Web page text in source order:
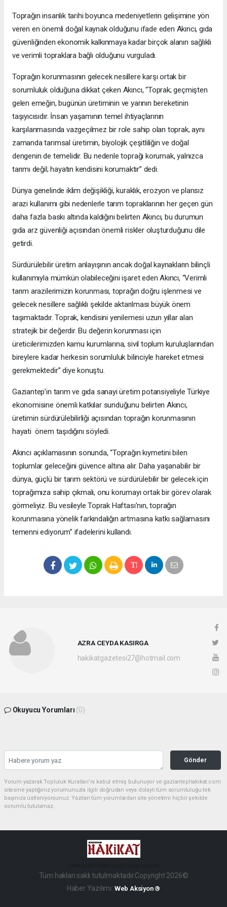
Toprağın insanlık tarihi boyunca medeniyetlerin gelişimine yön
veren en önemli doğal kaynak olduğunu ifade eden Akıncı, gıda
güvenliğinden ekonomik kalkınmaya kadar birçok alanın sağlıklı
ve verimli topraklara bağlı olduğunu vurguladı.
Toprağın korunmasının gelecek nesillere karşı ortak bir
sorumluluk olduğuna dikkat çeken Akıncı, “Toprak; geçmişten
gelen emeğin, bugünün üretiminin ve yarının bereketinin
taşıyıcısıdır. İnsan yaşamının temel ihtiyaçlarının
karşılanmasında vazgeçilmez bir role sahip olan toprak, aynı
zamanda tarımsal üretimin, biyolojik çeşitliliğin ve doğal
dengenin de temelidir. Bu nedenle toprağı korumak, yalnızca
tarımı değil; hayatın kendisini korumaktır” dedi.
Dünya genelinde iklim değişikliği, kuraklık, erozyon ve plansız
arazi kullanımı gibi nedenlerle tarım topraklarının her geçen gün
daha fazla baskı altında kaldığını belirten Akıncı, bu durumun
gıda arz güvenliği açısından önemli riskler oluşturduğunu dile
getirdi.
Sürdürülebilir üretim anlayışının ancak doğal kaynakların bilinçli
kullanımıyla mümkün olabileceğini işaret eden Akıncı, “Verimli
tarım arazilerimizin korunması, toprağın doğru işlenmesi ve
gelecek nesillere sağlıklı şekilde aktarılması büyük önem
taşımaktadır. Toprak, kendisini yenilemesi uzun yıllar alan
stratejik bir değerdir. Bu değerin korunması için
üreticilerimizden kamu kurumlarına, sivil toplum kuruluşlarından
bireylere kadar herkesin sorumluluk bilinciyle hareket etmesi
gerekmektedir” diye konuştu.
Gaziantep’in tarım ve gıda sanayi üretim potansiyeliyle Türkiye
ekonomisine önemli katkılar sunduğunu belirten Akıncı,
üretimin sürdürülebilirliği açısından toprağın korunmasının
hayati önem taşıdığını söyledi.
Akıncı açıklamasının sonunda, “Toprağın kıymetini bilen
toplumlar geleceğini güvence altına alır. Daha yaşanabilir bir
dünya, güçlü bir tarım sektörü ve sürdürülebilir bir gelecek için
toprağımıza sahip çıkmalı, onu korumayı ortak bir görev olarak
görmeliyiz. Bu vesileyle Toprak Haftası’nın, toprağın
korunmasına yönelik farkındalığın artmasına katkı sağlamasını
temenni ediyorum” ifadelerini kullandı.
AZRA CEYDA KASIRGA
hakikatgazetesi27@hotmail.com
Okuyucu Yorumları (0)
Gönder
Yorum yazarak Topluluk Kuralları’nı kabul etmiş bulunuyor ve gaziantephakikat.com
sitesine yaptığınız yorumunuzla ilgili doğrudan veya dolaylı tüm sorumluluğu tek
başınıza üstleniyorsunuz. Yazılan tüm yorumlardan site yönetimi hiçbir şekilde
sorumlu tutulamaz.
Tüm hakları saklı tutulmaktadır.Copyright 2026©
Haber Yazılımı: Web Aksiyon ®